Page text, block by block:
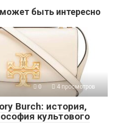
быть интересно
0 4 просмотров
Burch: история,
культового